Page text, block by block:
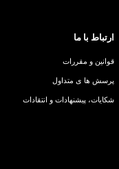
ارتباط با ما
قوانین و مقررات
پرسش ها ی متداول
شکایات، پیشنهادات و انتقادات